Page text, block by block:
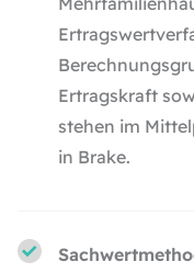
Ertragskraft
stehen im
in Brake.